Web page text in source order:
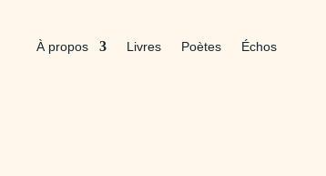
À propos Livres Poètes Échos